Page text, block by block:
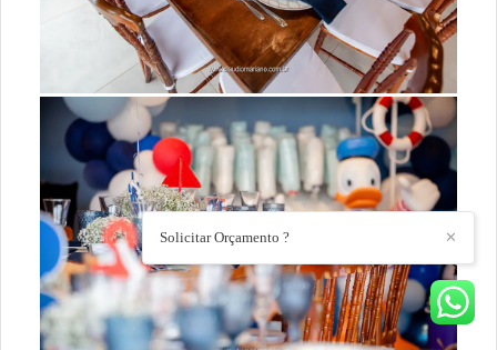
✕
Solicitar Orçamento ?